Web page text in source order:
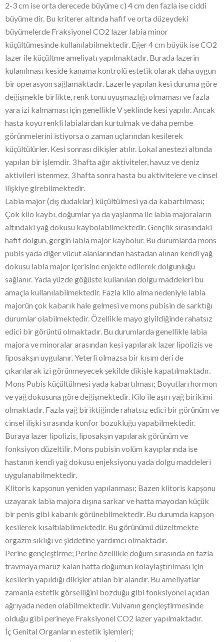
2-3 cm ise orta derecede büyüme c) 4 cm den fazla ise ciddi
büyüme dir. Bu kriterer altında hafif ve orta düzeydeki
büyümelerde Fraksiyonel CO2 lazer labia minor
küçültümesinde kullanılabilmektedir. Eğer 4 cm büyük ise CO2
lazer ile küçültme ameliyatı yapılmaktadır. Burada lazerin
kulanılması keside kanama kontrolü estetik olarak daha uygun
bir operasyon sağlamaktadır. Lazerle yapılan kesi duruma göre
değişmekle birlikte, renk tonu uyuşmazlığı olmaması ve fazla
yara izi kalmaması için genellikle V şeklinde kesi yapılır. Ancak
hasta koyu renkli labialardan kurtulmak ve daha pembe
görünmelerini istiyorsa o zaman uçlarından kesilerek
küçültülürler. Kesi sonrası dikişler atılır. Lokal anestezi altında
yapılan bir işlemdir. 3 hafta ağır aktiviteler, havuz ve deniz
aktivileri istenmez. 3 hafta sonra hasta bu aktivitelere ve cinsel
ilişkiye girebilmektedir.
Labia major (dış dudaklar) küçültülmesi ya da kabartılması;
Çok kilo kaybı, doğumlar ya da yaşlanma ile labia majoraların
altındaki yağ dokusu kaybolabilmektedir. Gençlik sırasındaki
hafif dolgun, gergin labia major kaybolur. Bu durumlarda mons
pubis yada diğer vücut alanlarından hastadan alınan kendi yağ
dokusu labia major içerisine enjekte edilerek dolgunluğu
sağlanır. Yada yüzde göğüste kullanılan dolgu maddeleri bu
amaçla kullanılabilmektedir. Fazla kilo alma nedeniyle labia
majorün çok kabarık hale gelmesi ve mons pubisin de sarktığı
durumlar olabilmektedir. Özellikle mayo giyildiğinde rahatsız
edici bir görüntü olmaktadır. Bu durumlarda genellikle labia
majora ve minoralar arasından kesi yapılarak lazer lipolizis ve
liposakşın uygulanır. Yeterli olmazsa bir kısım deri de
çıkarılarak izi görünmeyecek şekilde dikişle kapatılmaktadır.
Mons Pubis küçültülmesi yada kabartılması; Boyutları hormon
ve yağ dokusuna göre değişmektedir. Kilo ile aşırı yağ birikimi
olmaktadır. Fazla yağ biriktiğinde rahatsız edici bir görünüm ve
cinsel ilişki sırasında konfor bozukluğu yapabilmektedir.
Buraya lazer lipolizis, liposakşın yapılarak görünüm ve
fonksiyon düzeltilir. Mons pubisin volüm kayıplarında ise
hastanın kendi yağ dokusu enjeksiyonu yada dolgu maddeleri
uygulanabilmektedir.
Klitoris kapşonun yeniden yapılanması; Bazen klitoris kapşonu
uzayarak labia majora dışına sarkar ve hatta mayodan küçük
bir penis gibi kabarık görünebilmektedir. Bu durumda kapşon
kesilerek kısaltılabilmektedir. Bu görünümü düzeltmekte
orgazm sıklığı ve şiddetine yardımcı olmaktadır.
Perine gençleştirme; Perine özellikle doğum sırasında en fazla
travmaya maruz kalan hatta doğumun kolaylaştırılması için
kesilerin yapıldığı dikişler atılan bir alandır. Bu ameliyatlar
zamanla estetik görselliğini bozduğu gibi fonksiyonel açıdan
ağrıyada neden olabilmektedir. Vulvanın gençleştirmesinde
olduğu gibi perineye Fraksiyonel CO2 lazer yapılmaktadır.
İç Genital Organların estetik işlemleri;